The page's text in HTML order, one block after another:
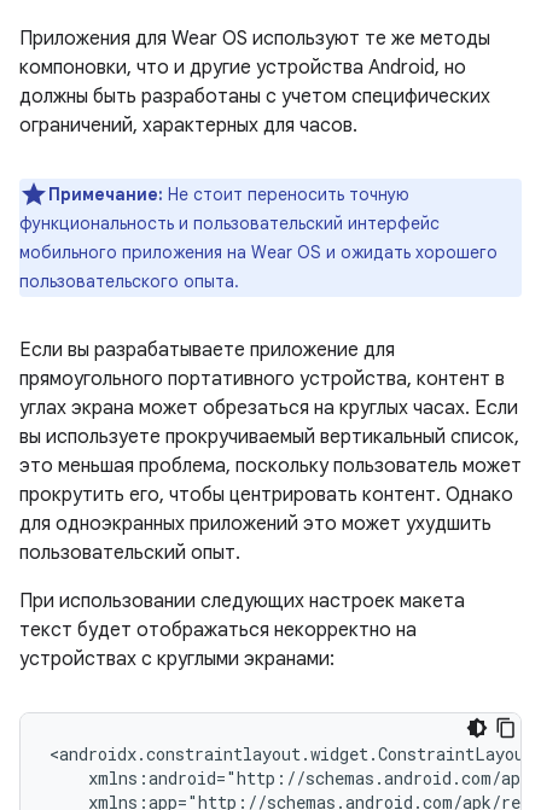
Приложения для Wear OS используют те же методы
компоновки, что и другие устройства Android, но
должны быть разработаны с учетом специфических
ограничений, характерных для часов.
Примечание: Не стоит переносить точную
функциональность и пользовательский интерфейс
мобильного приложения на Wear OS и ожидать хорошего
пользовательского опыта.
Если вы разрабатываете приложение для
прямоугольного портативного устройства, контент в
углах экрана может обрезаться на круглых часах. Если
вы используете прокручиваемый вертикальный список,
это меньшая проблема, поскольку пользователь может
прокрутить его, чтобы центрировать контент. Однако
для одноэкранных приложений это может ухудшить
пользовательский опыт.
При использовании следующих настроек макета
текст будет отображаться некорректно на
устройствах с круглыми экранами: